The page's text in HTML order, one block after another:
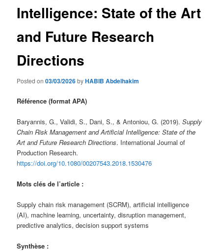
Intelligence: State of the Art
and Future Research
Directions
Posted on03/03/2026byHABIB Abdelhakim
Référence (format APA)
Baryannis, G., Validi, S., Dani, S., & Antoniou, G. (2019).Supply
Chain Risk Management and Artificial Intelligence: State of the
Art and Future Research Directions. International Journal of
Production Research.
https://doi.org/10.1080/00207543.2018.1530476
Mots clés de l’article :
Supply chain risk management (SCRM), artificial intelligence
(AI), machine learning, uncertainty, disruption management,
predictive analytics, decision support systems
Synthèse :